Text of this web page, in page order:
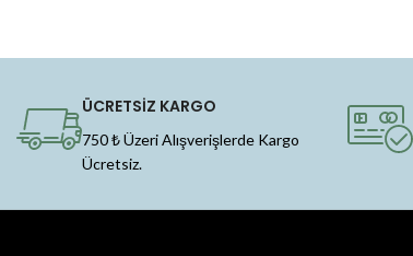
ÜCRETSİZ KARGO
750 ₺ Üzeri Alışverişlerde Kargo
Ücretsiz.